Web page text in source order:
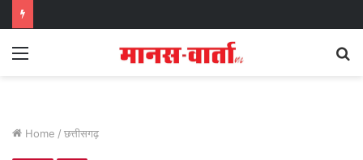
Menu
Home / छत्तीसगढ़